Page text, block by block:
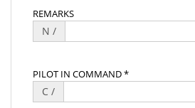
REMARKS
N /
PILOT IN COMMAND *
C /